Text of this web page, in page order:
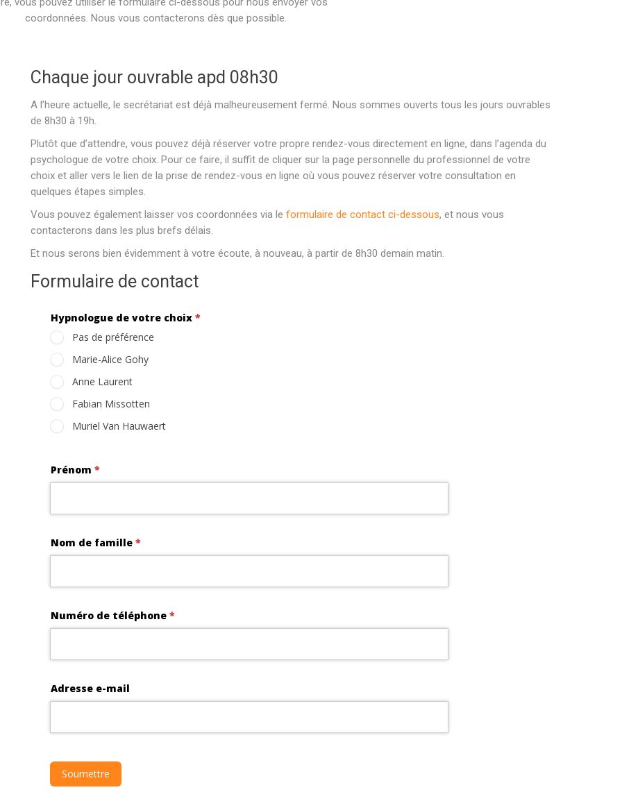
coordonnées. Nous vous contacterons dès que possible.
Chaque jour ouvrable apd 08h30
A l’heure actuelle, le secrétariat est déjà malheureusement fermé. Nous sommes ouverts tous les jours ouvrables
de 8h30 à 19h.
Plutôt que d’attendre, vous pouvez déjà réserver votre propre rendez-vous directement en ligne, dans l’agenda du
psychologue de votre choix. Pour ce faire, il suffit de cliquer sur la page personnelle du professionnel de votre
choix et aller vers le lien de la prise de rendez-vous en ligne où vous pouvez réserver votre consultation en
quelques étapes simples.
Vous pouvez également laisser vos coordonnées via le formulaire de contact ci-dessous, et nous vous
contacterons dans les plus brefs délais.
Et nous serons bien évidemment à votre écoute, à nouveau, à partir de 8h30 demain matin.
Formulaire de contact